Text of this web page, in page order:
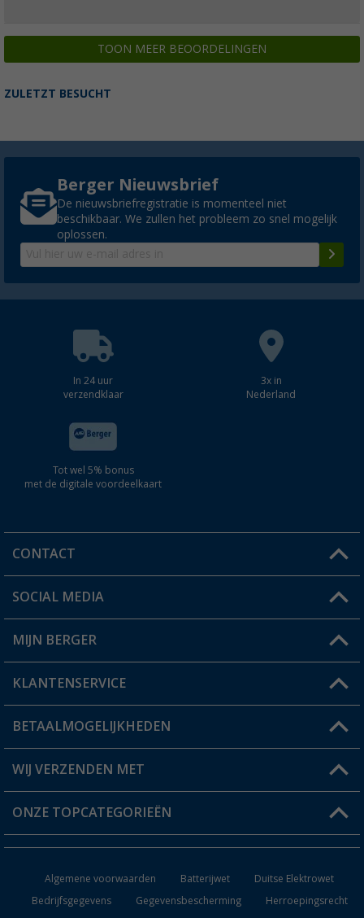
TOON MEER BEOORDELINGEN
ZULETZT BESUCHT
Berger Nieuwsbrief
De nieuwsbriefregistratie is momenteel niet
beschikbaar. We zullen het probleem zo snel mogelijk
oplossen.
In 24 uur
verzendklaar
3x in
Nederland
Tot wel 5% bonus
met de digitale voordeelkaart
CONTACT
Een vraag?
Winkel vinden
SOCIAL MEDIA
MIJN BERGER
Mijn account
Status bestelling
Verlanglijstje
KLANTENSERVICE
FAQ & Contact
Verzendinformatie
Catalogus
BETAALMOGELIJKHEDEN
WIJ VERZENDEN MET
ONZE TOPCATEGORIEËN
Algemene voorwaarden Batterijwet
Duitse Elektrowet
Bedrijfsgegevens
Gegevensbescherming
Herroepingsrecht